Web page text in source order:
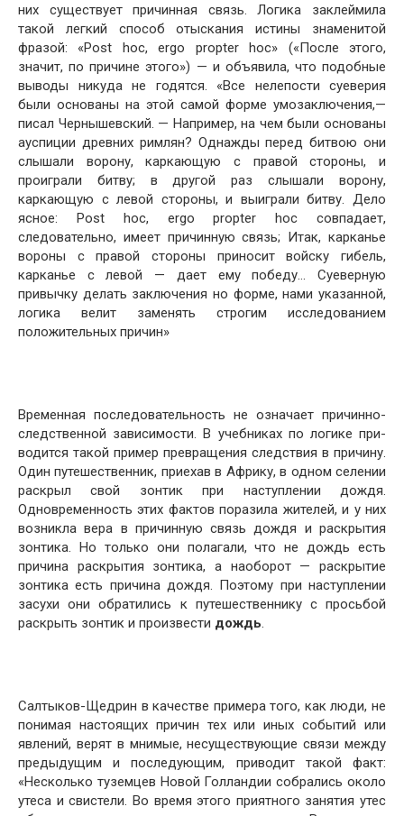
них существует причинная связь. Логика заклеймила
такой легкий способ отыскания истины знаменитой
фразой: «Post hoc, ergo propter hoc» («После этого,
значит, по причине этого») — и объявила, что подобные
выводы никуда не годятся. «Все нелепости суеверия
были осно­ваны на этой самой форме умозаключения,—
писал Чер­нышевский. — Например, на чем были основаны
ауспи­ции древних римлян? Однажды перед битвою они
слы­шали ворону, каркающую с правой стороны, и
проиграли битву; в другой раз слышали ворону,
каркающую с левой стороны, и выиграли битву. Дело
ясное: Post hoc, ergo propter hoc совпадает,
следовательно, имеет причин­ную связь; Итак, карканье
вороны с правой стороны приносит войску гибель,
карканье с левой — дает ему победу… Суеверную
привычку делать заключения но форме, нами указанной,
логика велит заменять строгим исследованием
положительных причин»
Временная последовательность не означает причинно-
следственной зависимости. В учебниках по логике при­
водится такой пример превращения следствия в причи­ну.
Один путешественник, приехав в Африку, в одном селении
раскрыл свой зонтик при наступлении дождя.
Одновременность этих фактов поразила жителей, и у них
возникла вера в причинную связь дождя и раскрытия
зонтика. Но только они полагали, что не дождь есть
причина раскрытия зонтика, а наоборот — раскрытие
зонтика есть причина дождя. Поэтому при наступлении
засухи они обратились к путешественнику с просьбой
раскрыть зонтик и произвести дождь.
Салтыков-Щедрин в качестве примера того, как люди, не
понимая настоящих причин тех или иных событий или
явлений, верят в мнимые, несуществующие связи между
предыдущим и последующим, приводит такой факт:
«Несколько туземцев Новой Голландии собрались около
утеса и свистели. Во время этого приятного заня­тия утес